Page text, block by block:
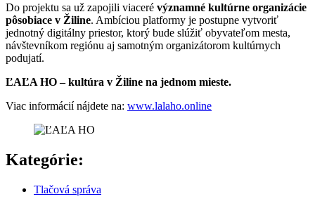
Do projektu sa už zapojili viaceré významné kultúrne organizácie
pôsobiace v Žiline. Ambíciou platformy je postupne vytvoriť
jednotný digitálny priestor, ktorý bude slúžiť obyvateľom mesta,
návštevníkom regiónu aj samotným organizátorom kultúrnych
podujatí.
ĽAĽA HO – kultúra v Žiline na jednom mieste.
Viac informácií nájdete na: www.lalaho.online
Kategórie:
Tlačová správa